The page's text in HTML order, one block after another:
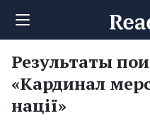
Поиск
Новости
Результаты
«Кардинал
нації»